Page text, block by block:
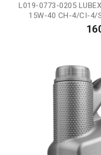
L019-0773-0205
15W-40 CH-4/CI-4/